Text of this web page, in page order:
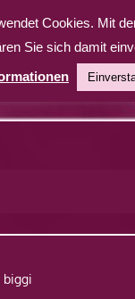
biggi
Cookies. Mit
Sie sich damit